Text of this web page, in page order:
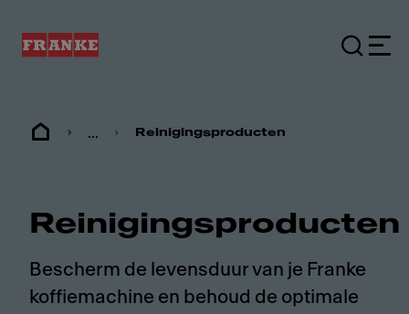
... Reinigingsproducten
Reinigingsproducten
Bescherm de levensduur van je Franke
koffiemachine en behoud de optimale